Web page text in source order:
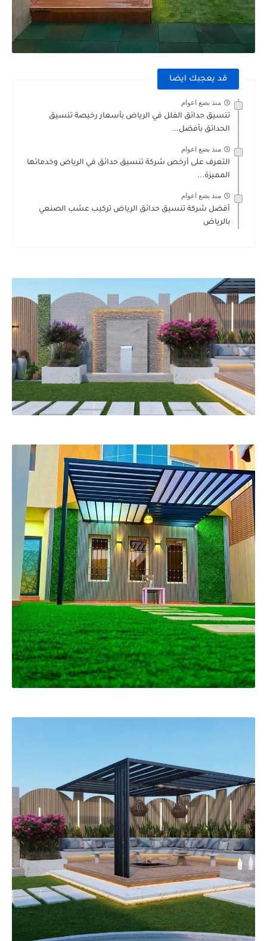
قد يعجبك ايضا
منذ بضع اعوام
تنسيق حدائق الفلل في الرياض بأسعار رخيصة تنسيق
الحدائق بأفضل...
منذ بضع اعوام
التعرف على أرخص شركة تنسيق حدائق في الرياض وخدماتها
المميزة...
منذ بضع اعوام
أفضل شركة تنسيق حدائق الرياض تركيب عشب الصنعي
بالرياض